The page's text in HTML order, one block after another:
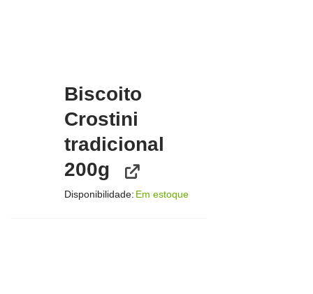
Biscoito
Crostini
tradicional
200g
Disponibilidade: Em estoque